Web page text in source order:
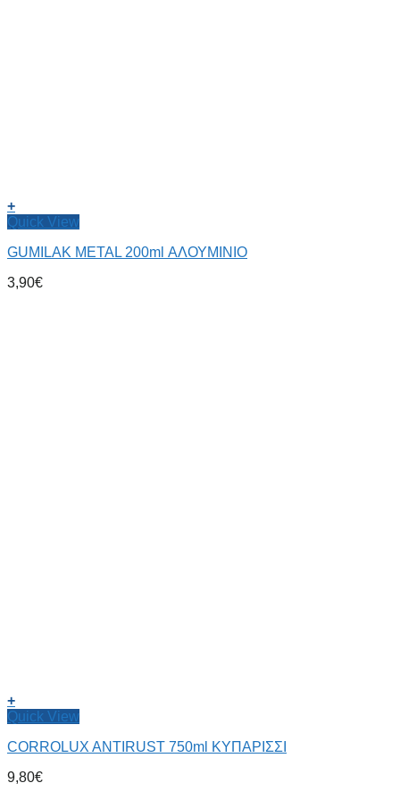
+
Quick View
GUMILAK METAL 200ml ΑΛΟΥΜΙΝΙΟ
3,90€
+
Quick View
CORROLUX ANTIRUST 750ml ΚΥΠΑΡΙΣΣΙ
9,80€